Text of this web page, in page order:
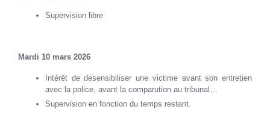
Supervision libre
Mardi 10 mars 2026
Intérêt de désensibiliser une victime avant son entretien
avec la police, avant la comparution au tribunal…
Supervision en fonction du temps restant.